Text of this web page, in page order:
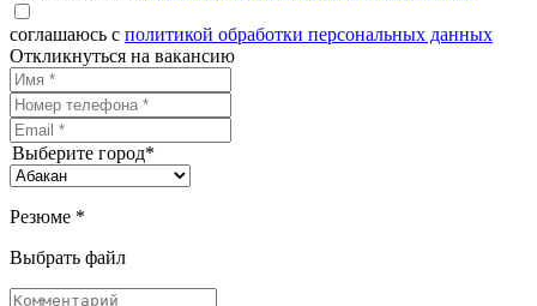
соглашаюсь с политикой обработки персональных данных
Откликнуться на вакансию
Выберите город*
Резюме *
Выбрать файл